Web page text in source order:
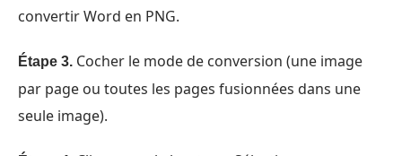
convertir Word en PNG.
Étape 3. Cocher le mode de conversion (une image
par page ou toutes les pages fusionnées dans une
seule image).